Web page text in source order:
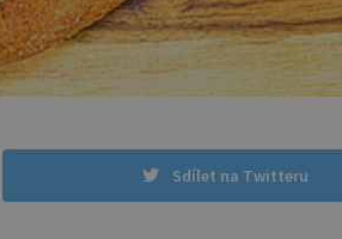
Sdílet na Twitteru